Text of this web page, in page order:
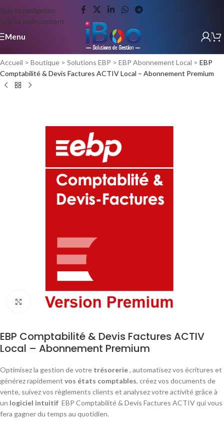
Skip to navigation
Skip to main content
Menu
Accueil > Boutique > Solutions EBP > EBP Abonnement Local > EBP
Comptabilité & Devis Factures ACTIV Local – Abonnement Premium
Agrandir
EBP Comptabilité & Devis Factures ACTIV
Local – Abonnement Premium
Optimisez la gestion de votre trésorerie, automatisez vos écritures et
générez rapidement vos états comptables, créez vos documents de
vente, suivez vos règlements clients et analysez votre activité grâce à
un logiciel intuitif EBP Comptabilité & Devis Factures ACTIV qui vous
fera gagner du temps au quotidien.